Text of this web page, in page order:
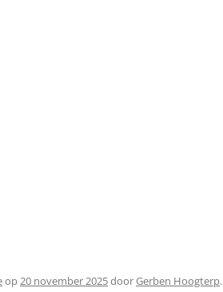
op20 november 2025doorGerben Hoogterp.